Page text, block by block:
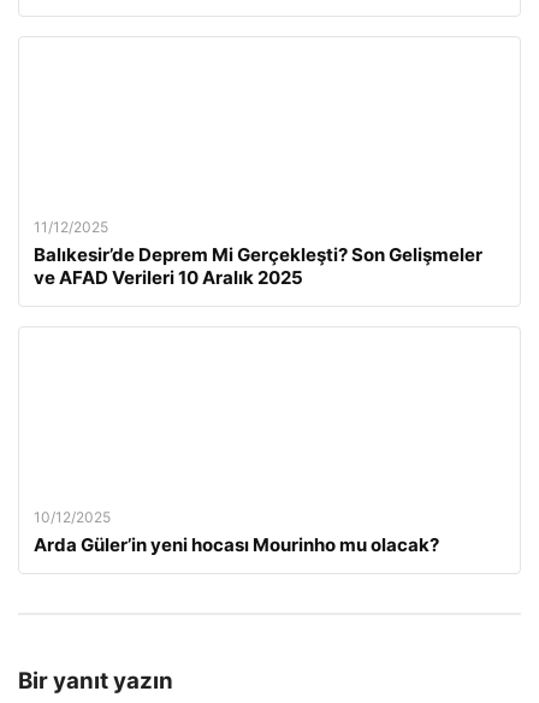
11/12/2025
Balıkesir’de Deprem Mi Gerçekleşti? Son Gelişmeler
ve AFAD Verileri 10 Aralık 2025
10/12/2025
Arda Güler’in yeni hocası Mourinho mu olacak?
Bir yanıt yazın